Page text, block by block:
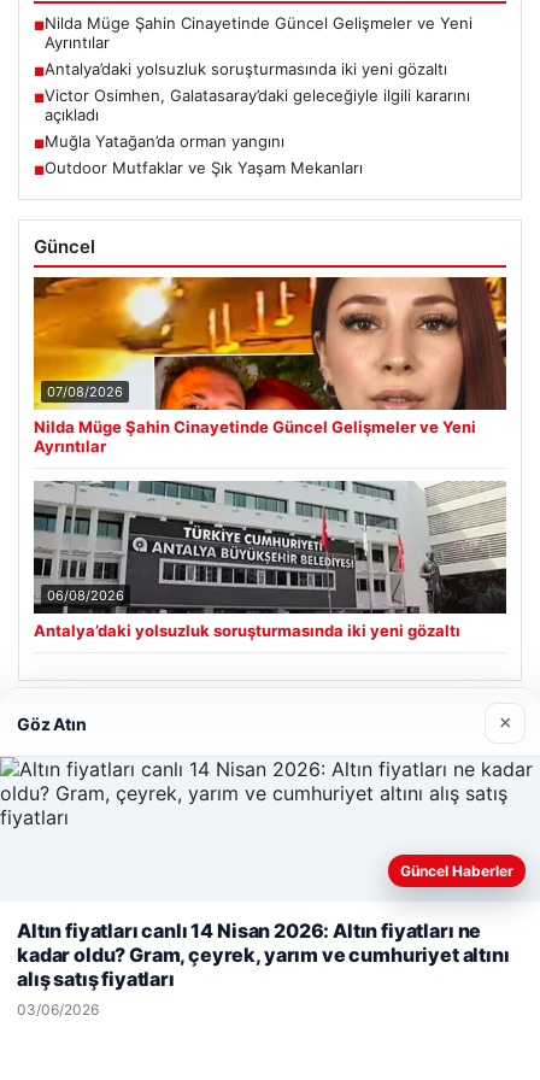
■Nilda Müge Şahin Cinayetinde Güncel Gelişmeler ve Yeni
Ayrıntılar
■Antalya’daki yolsuzluk soruşturmasında iki yeni gözaltı
■Victor Osimhen, Galatasaray’daki geleceğiyle ilgili kararını
açıkladı
■Muğla Yatağan’da orman yangını
■Outdoor Mutfaklar ve Şık Yaşam Mekanları
Güncel
07/08/2026
Nilda Müge Şahin Cinayetinde Güncel Gelişmeler ve Yeni
Ayrıntılar
06/08/2026
Antalya’daki yolsuzluk soruşturmasında iki yeni gözaltı
Son Eklenen Firmalar
Enes Kaplan Avukatlık Bürosu
28/04/2026
© 2026 Sepet Market | Haber – Alışveriş & Moda
deneyiminizi kişiselleştirmek ve geliştirmek amacıyla çerezler
kullanıyoruz. Çerez Politikamız
Reddet
Göz Atın ×
Güncel Haberler
Altın fiyatları canlı 14 Nisan 2026: Altın fiyatları ne
kadar oldu? Gram, çeyrek, yarım ve cumhuriyet altını
alış satış fiyatları
03/06/2026